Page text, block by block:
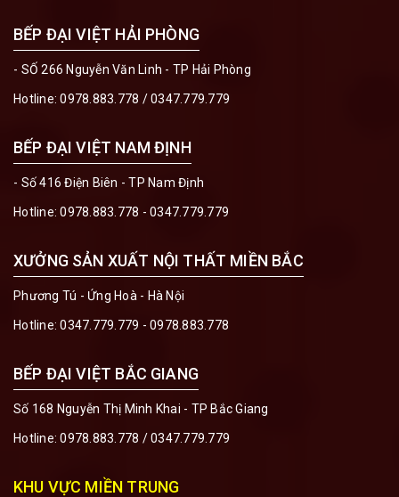
BẾP ĐẠI VIỆT HẢI PHÒNG
- SỐ 266 Nguyễn Văn Linh - TP Hải Phòng
Hotline:0978.883.778 /0347.779.779
BẾP ĐẠI VIỆT NAM ĐỊNH
- Số 416 Điện Biên - TP Nam Định
Hotline:0978.883.778 - 0347.779.779
XƯỞNG SẢN XUẤT NỘI THẤT MIỀN BẮC
Phương Tú - Ứng Hoà - Hà Nội
Hotline:0347.779.779 - 0978.883.778
BẾP ĐẠI VIỆT BẮC GIANG
Số 168 Nguyễn Thị Minh Khai - TP Bắc Giang
Hotline:0978.883.778 /0347.779.779
KHU VỰC MIỀN TRUNG